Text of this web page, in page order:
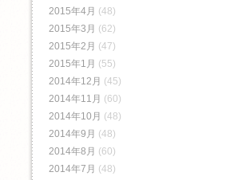
2015年4月 (48)
2015年3月 (62)
2015年2月 (47)
2015年1月 (55)
2014年12月 (45)
2014年11月 (60)
2014年10月 (48)
2014年9月 (48)
2014年8月 (60)
2014年7月 (48)